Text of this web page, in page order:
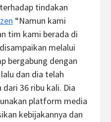
tindakan
“Namun kami
tim kami berada di
melalui
bergabung dengan
dan dia telah
36 ribu kali. Dia
platform media
kebijakannya dan